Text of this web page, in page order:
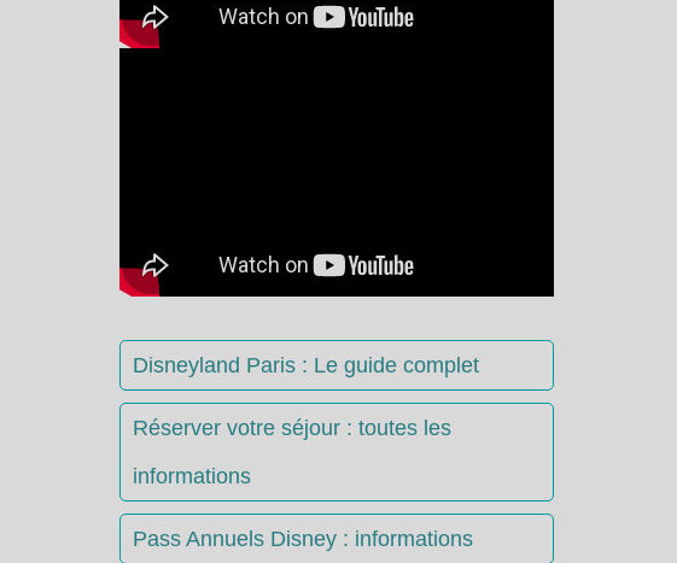
Disneyland Paris : Le guide complet
Réserver votre séjour : toutes les
informations
Pass Annuels Disney : informations